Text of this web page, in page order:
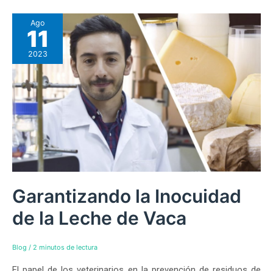
Ago
11
2023
Garantizando la Inocuidad
de la Leche de Vaca
Blog / 2 minutos de lectura